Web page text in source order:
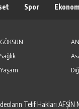
Spor
GÖKSUN
Sağlık
Yaşam
Telif Hakları